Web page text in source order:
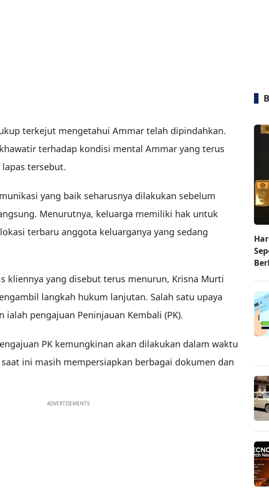
terkejut mengetahui Ammar telah dipindahkan.
terhadap kondisi mental Ammar yang terus
tersebut.
yang baik seharusnya dilakukan sebelum
Menurutnya, keluarga memiliki hak untuk
terbaru anggota keluarganya yang sedang
kliennya yang disebut terus menurun, Krisna Murti
langkah hukum lanjutan. Salah satu upaya
ialah pengajuan Peninjauan Kembali (PK).
PK kemungkinan akan dilakukan dalam waktu
ini masih mempersiapkan berbagai dokumen dan
ADVERTISEMENTS